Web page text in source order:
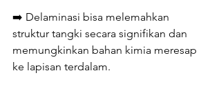
➡️ Delaminasi bisa melemahkan
struktur tangki secara signifikan dan
memungkinkan bahan kimia meresap
ke lapisan terdalam.